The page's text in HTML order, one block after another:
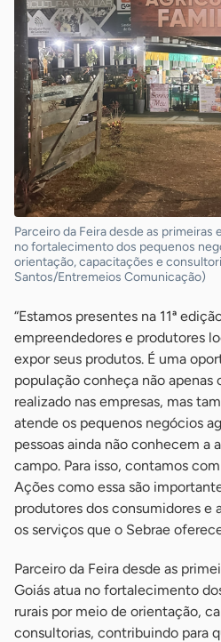
Parceiro da Feira desde as primeiras
no fortalecimento dos pequenos
orientação, capacitações e
Santos/Entremeios Comunicação)
“Estamos presentes na 11ª
empreendedores e produtores
expor seus produtos. É uma
população conheça não apenas
realizado nas empresas, mas
atende os pequenos negócios
pessoas ainda não conhecem a
campo. Para isso, contamos
Ações como essa são
produtores dos consumidores e
os serviços que o Sebrae
Parceiro da Feira desde as
Goiás atua no fortalecimento
rurais por meio de orientação,
consultorias, contribuindo para